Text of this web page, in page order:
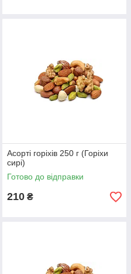
Асорті горіхів 250 г (Горіхи
сирі)
Готово до відправки
210 ₴